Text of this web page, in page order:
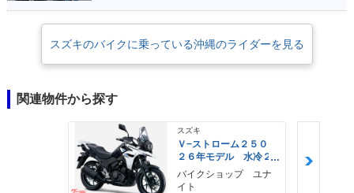
スズキのバイクに乗っている沖縄のライダーを見る
関連物件から探す
スズキ
Ｖ−ストローム２５０
２６年モデル 水冷２
気筒エンジン ＬＥＤ
ヘッドライト標準装備
バイクショップ ユナ
イト